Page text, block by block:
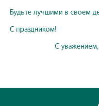
Будьте лучшими в своем
С праздником!
С